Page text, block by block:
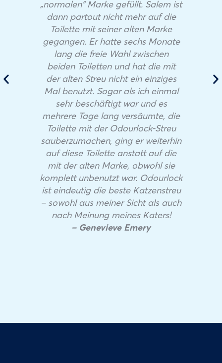
„normalen“ Marke gefüllt. Salem ist
dann partout nicht mehr auf die
Toilette mit seiner alten Marke
gegangen. Er hatte sechs Monate
lang die freie Wahl zwischen
beiden Toiletten und hat die mit
der alten Streu nicht ein einziges
Mal benutzt. Sogar als ich einmal
sehr beschäftigt war und es
mehrere Tage lang versäumte, die
Toilette mit der Odourlock-Streu
sauberzumachen, ging er weiterhin
auf diese Toilette anstatt auf die
mit der alten Marke, obwohl sie
komplett unbenutzt war. Odourlock
ist eindeutig die beste Katzenstreu
– sowohl aus meiner Sicht als auch
nach Meinung meines Katers!
– Genevieve Emery